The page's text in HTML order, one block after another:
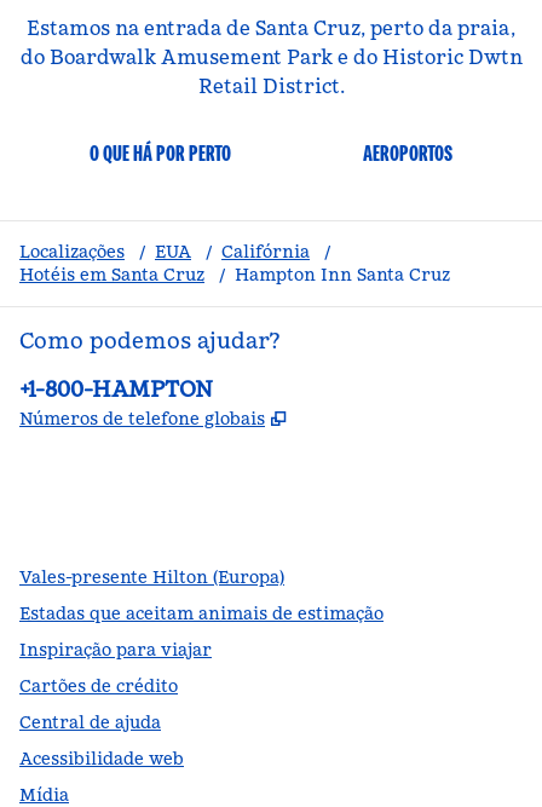
Estamos na entrada de Santa Cruz, perto da praia,
do Boardwalk Amusement Park e do Historic Dwtn
Retail District.
O QUE HÁ POR PERTO AEROPORTOS
Localizações / EUA / Califórnia
/
Hotéis em Santa Cruz
/ Hampton Inn Santa Cruz
Como podemos ajudar?
Telefone:
+1-800-HAMPTON
Números de telefone globais ,
Vales-presente Hilton (Europa)
Estadas que aceitam animais de estimação
Inspiração para viajar
Cartões de crédito
Central de ajuda
Acessibilidade web
Mídia